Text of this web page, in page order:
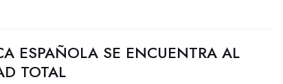
ESPAÑOLA SE ENCUENTRA AL
TOTAL